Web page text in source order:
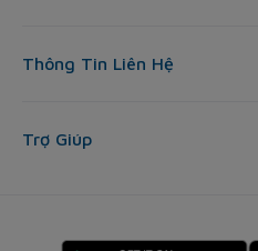
Thông Tin Liên Hệ
Trợ Giúp